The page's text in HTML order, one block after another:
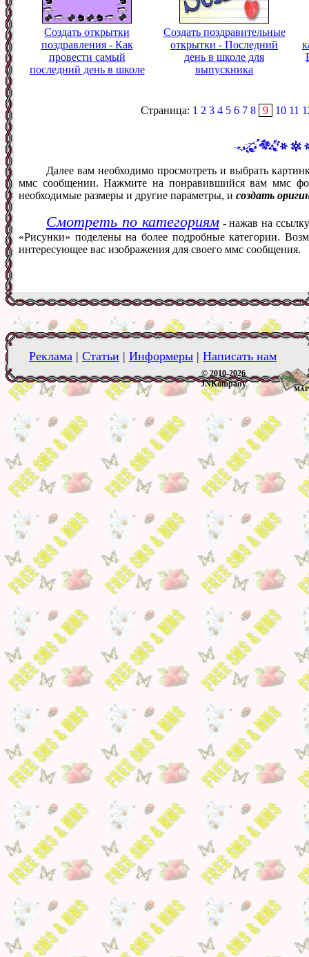
Создать открытки
поздравления - Как
провести самый
последний день в школе
Создать поздравительные
открытки - Последний
день в школе для
выпускника
Страница: 1 2 3 4 5 6 7 8 9 10 11
Далее вам необходимо просмотреть и выбрать
ммс сообщении. Нажмите на понравившийся вам ммс
необходимые размеры и другие параметры, и создать
Смотреть по категориям- нажав на
«Рисунки» поделены на более подробные категории.
интересующее вас изображения для своего ммс сообщения.
Реклама | Статьи | Информеры | Написать нам
© 2010-2026
JNKompany